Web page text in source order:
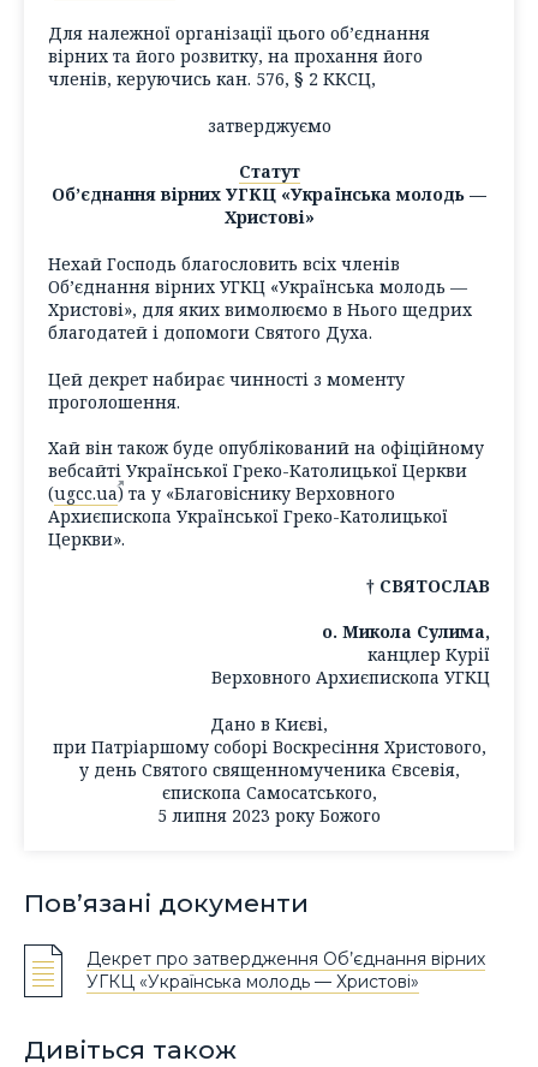
Для належної організації цього об’єднання
вірних та його розвитку, на прохання його
членів, керуючись кан. 576, § 2 ККСЦ,
затверджуємо
Статут
Об’єднання вірних УГКЦ «Українська молодь —
Христові»
Нехай Господь благословить всіх членів
Об’єднання вірних УГКЦ «Українська молодь —
Христові», для яких вимолюємо в Нього щедрих
благодатей і допомоги Святого Духа.
Цей декрет набирає чинності з моменту
проголошення.
Хай він також буде опублікований на офіційному
вебсайті Української Греко-Католицької Церкви
(ugcc.ua) та у «Благовіснику Верховного
Архиєпископа Української Греко-Католицької
Церкви».
† СВЯТОСЛАВ
о. Микола Сулима,
канцлер Курії
Верховного Архиєпископа УГКЦ
Дано в Києві,
при Патріаршому соборі Воскресіння Христового,
у день Святого священномученика Євсевія,
єпископа Самосатського,
5 липня 2023 року Божого
Пов’язані документи
Декрет про затвердження Об’єднання вірних
УГКЦ «Українська молодь — Христові»
Дивіться також